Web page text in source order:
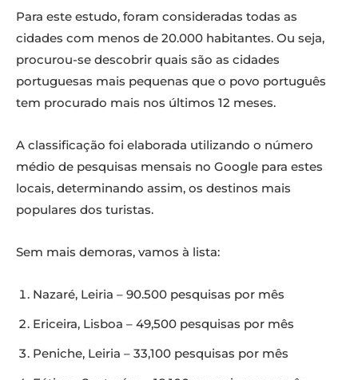
Para este estudo, foram consideradas todas as
cidades com menos de 20.000 habitantes. Ou seja,
procurou-se descobrir quais são as cidades
portuguesas mais pequenas que o povo português
tem procurado mais nos últimos 12 meses.
A classificação foi elaborada utilizando o número
médio de pesquisas mensais no Google para estes
locais, determinando assim, os destinos mais
populares dos turistas.
Sem mais demoras, vamos à lista:
Nazaré, Leiria – 90.500 pesquisas por mês
Ericeira, Lisboa – 49,500 pesquisas por mês
Peniche, Leiria – 33,100 pesquisas por mês